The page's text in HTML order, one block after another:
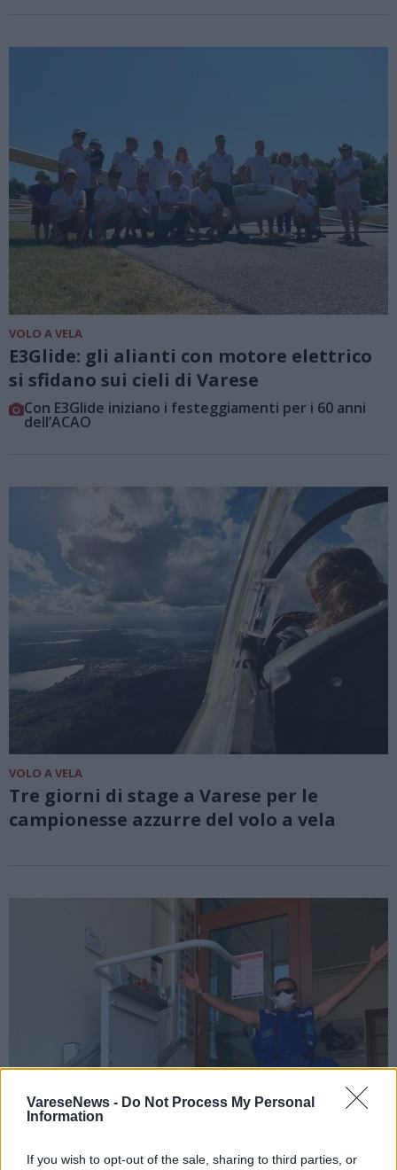
VareseNews - Do Not Process My Personal
Information
If you wish to opt-out of the sale, sharing to third parties, or
VOLO A VELA
E3Glide: gli alianti con motore elettrico
si sfidano sui cieli di Varese
Con E3Glide iniziano i festeggiamenti per i 60 anni
dell’ACAO
VOLO A VELA
Tre giorni di stage a Varese per le
campionesse azzurre del volo a vela